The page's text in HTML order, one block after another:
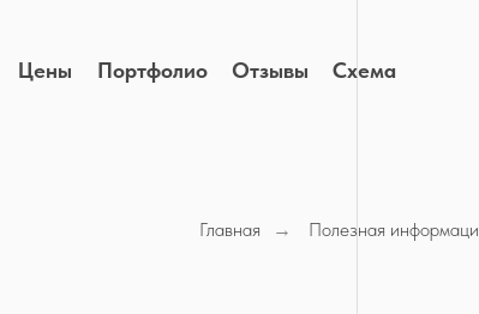
Цены Портфолио Отзывы
Главная → Полезная